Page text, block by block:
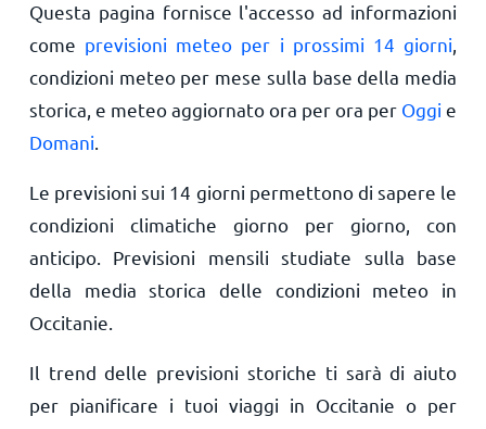
Questa pagina fornisce l'accesso ad informazioni
come previsioni meteo per i prossimi 14 giorni
condizioni meteo per mese sulla base della media
storica, e meteo aggiornato ora per ora per Oggi e
Domani
Le previsioni sui 14 giorni permettono di sapere le
condizioni climatiche giorno per giorno, con
anticipo. Previsioni mensili studiate sulla base
della media storica delle condizioni meteo in
Occitanie.
Il trend delle previsioni storiche ti sarà di aiuto
per pianificare i tuoi viaggi in Occitanie o per